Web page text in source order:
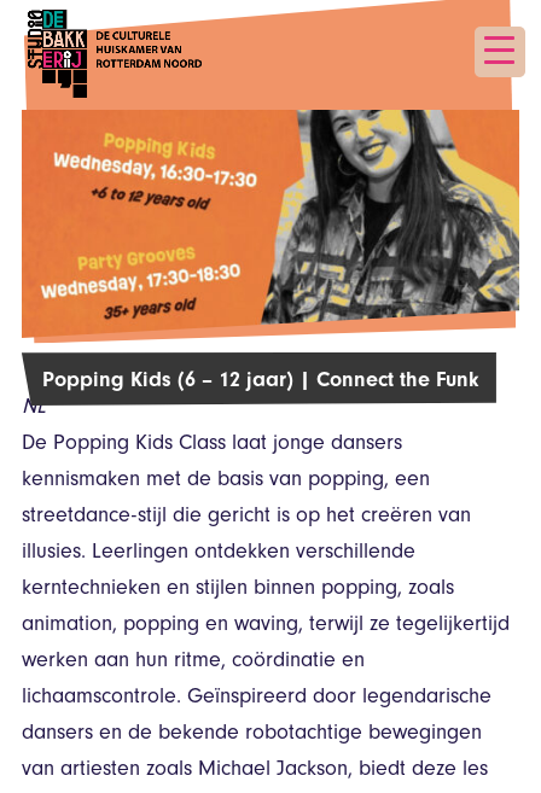
Popping Kids (6 – 12 jaar) | Connect the Funk
NL
De Popping Kids Class laat jonge dansers
kennismaken met de basis van popping, een
streetdance-stijl die gericht is op het creëren van
illusies. Leerlingen ontdekken verschillende
kerntechnieken en stijlen binnen popping, zoals
animation, popping en waving, terwijl ze tegelijkertijd
werken aan hun ritme, coördinatie en
lichaamscontrole. Geïnspireerd door legendarische
dansers en de bekende robotachtige bewegingen
van artiesten zoals Michael Jackson, biedt deze les